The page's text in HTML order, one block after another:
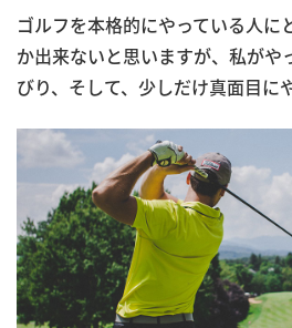
ゴルフを本格的にやっている人に
か出来ないと思いますが、私がや
びり、そして、少しだけ真面目に